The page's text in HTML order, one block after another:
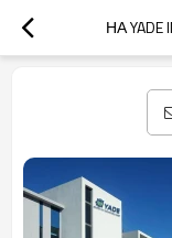
НА YADE